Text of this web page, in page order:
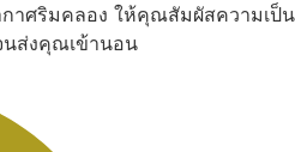
าศริมคลอง ให้คุณสัมผัสความเป็น
ส่งคุณเข้านอน